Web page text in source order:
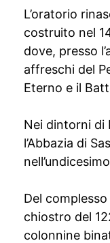
L’oratorio
costruito nel
dove, presso
affreschi del
Eterno e il
Nei dintorni di
l’Abbazia di
Del
chiostro del
colonnine